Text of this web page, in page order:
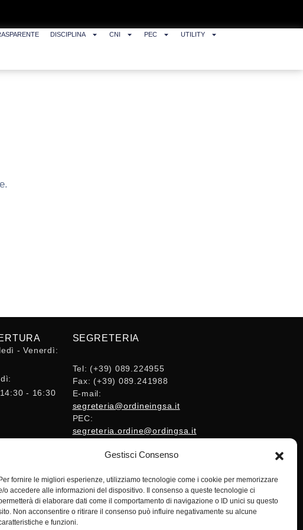
Gestisci Consenso
Per fornire le migliori esperienze, utilizziamo tecnologie come i cookie per memorizzare
o accedere alle informazioni del dispositivo. Il consenso a queste tecnologie ci
di elaborare dati come il comportamento di navigazione o ID unici su questo
Non acconsentire o ritirare il consenso può influire negativamente su alcune
e funzioni.
DISCIPLINA CNI PEC UTILITY
- Venerdì:
- 16:30
SEGRETERIA
Tel: (+39) 089.224955
Fax: (+39) 089.241988
E-mail:
segreteria@ordineingsa.it
PEC:
segreteria.ordine@ordingsa.it